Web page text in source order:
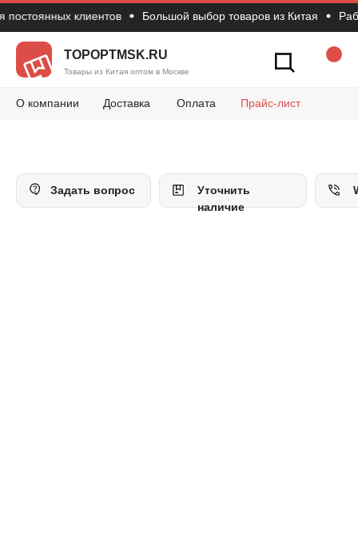
клиентов Большой выбор товаров из Китая
TOPOPTMSK.RU
Товары из Китая оптом в Москве
О компании Доставка Оплата
Как сделать
Прайс-лист
Уточнить
наличие
Задать вопрос